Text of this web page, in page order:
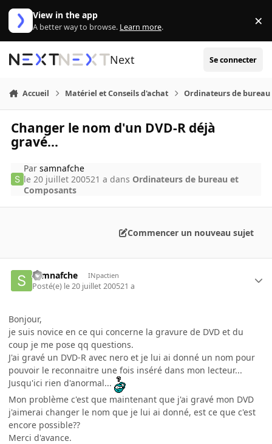
Aller au contenu
View in the app
A better way to browse. Learn more. ×
Next Se connecter
Accueil Matériel et Conseils d'achat Ordinateurs de bureau
Changer le nom d'un DVD-R déjà
gravé...
Parsamnafche
le 20 juillet 200521 a dans Ordinateurs de bureau et
Composants
Commencer un nouveau sujet
samnafche INpactien
Posté(e) le 20 juillet 200521 a
Bonjour,
je suis novice en ce qui concerne la gravure de DVD et du
coup je me pose qq questions.
J'ai gravé un DVD-R avec nero et je lui ai donné un nom pour
pouvoir le reconnaitre une fois inséré dans mon lecteur...
Jusqu'ici rien d'anormal...
Mon problème c'est que maintenant que j'ai gravé mon DVD
j'aimerai changer le nom que je lui ai donné, est ce que c'est
encore possible??
Merci d'avance.